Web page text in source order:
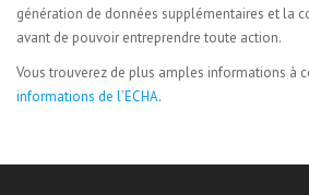
génération de données supplémentaires et la
avant de pouvoir entreprendre toute action.
Vous trouverez de plus amples informations à
informations de l’ECHA.